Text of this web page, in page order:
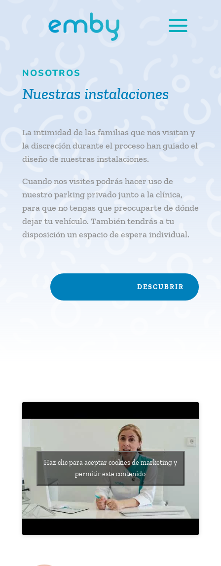
NOSOTROS
Nuestras instalaciones
La intimidad de las familias que nos visitan y
la discreción durante el proceso han guiado el
diseño de nuestras instalaciones.
Cuando nos visites podrás hacer uso de
nuestro parking privado junto a la clínica,
para que no tengas que preocuparte de dónde
dejar tu vehículo. También tendrás a tu
disposición un espacio de espera individual.
DESCUBRIR
Haz clic para aceptar cookies de marketing y
permitir este contenido